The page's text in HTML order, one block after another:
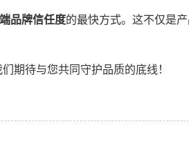
品牌信任度的最快方式。这不仅是
期待与您共同守护品质的底线！